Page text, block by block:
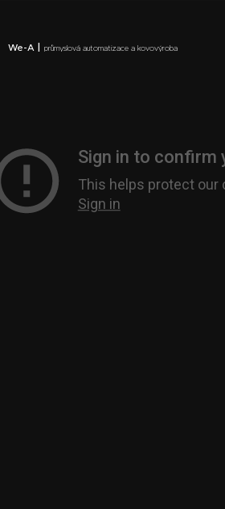
We-A | průmyslová automatizace a kovovýroba